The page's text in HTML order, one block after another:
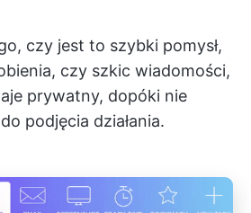
czy jest to szybki pomysł,
czy szkic wiadomości,
prywatny, dopóki nie
podjęcia działania.